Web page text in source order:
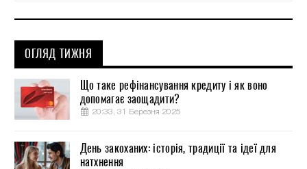
ОГЛЯД ТИЖНЯ
Що таке рефінансування кредиту і як воно
допомагає заощадити?
20:33, 31 Березня 2025
День закоханих: історія, традиції та ідеї для
натхнення